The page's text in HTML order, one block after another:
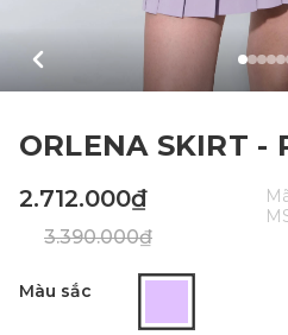
ORLENA SKIRT -
2.712.000₫
3.390.000₫
Màu sắc